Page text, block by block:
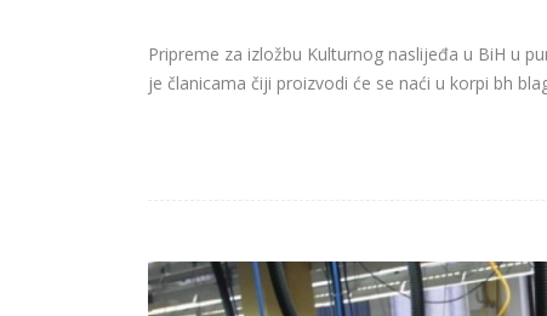
Pripreme za izložbu Kulturnog naslijeđa u BiH u
je članicama čiji proizvodi će se naći u korpi bh